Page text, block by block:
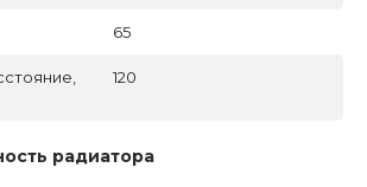
65
120
радиатора